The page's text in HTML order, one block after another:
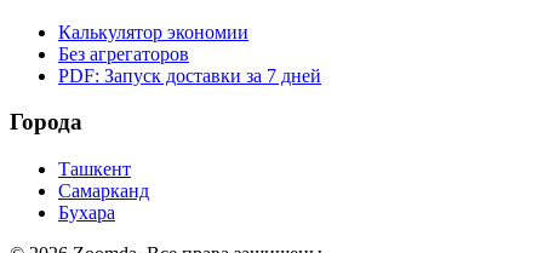
Калькулятор экономии
Без агрегаторов
PDF: Запуск доставки за 7 дней
Города
Ташкент
Самарканд
Бухара